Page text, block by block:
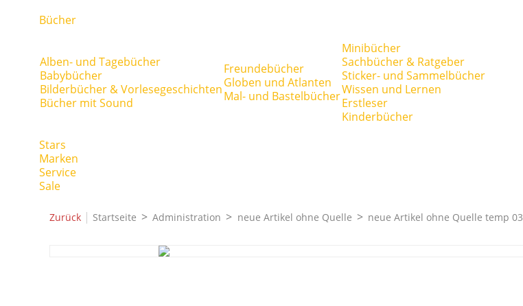
Bücher
Alben- und Tagebücher
Babybücher
Bilderbücher & Vorlesegeschichten
Bücher mit Sound
Freundebücher
Globen und Atlanten
Mal- und Bastelbücher
Minibücher
Sachbücher & Ratgeber
Sticker- und Sammelbücher
Wissen und Lernen
Erstleser
Kinderbücher
Stars
Marken
Service
Sale
Zurück | Startseite Administration neue Artikel ohne Quelle neue Artikel ohne Quelle temp 03